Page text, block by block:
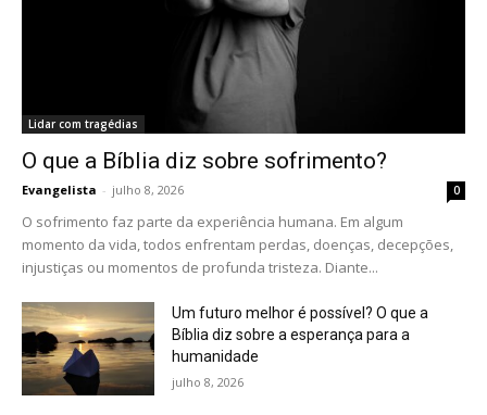
Lidar com tragédias
O que a Bíblia diz sobre sofrimento?
Evangelista - julho 8, 2026 0
O sofrimento faz parte da experiência humana. Em algum
momento da vida, todos enfrentam perdas, doenças, decepções,
injustiças ou momentos de profunda tristeza. Diante...
Um futuro melhor é possível? O que a
Bíblia diz sobre a esperança para a
humanidade
julho 8, 2026